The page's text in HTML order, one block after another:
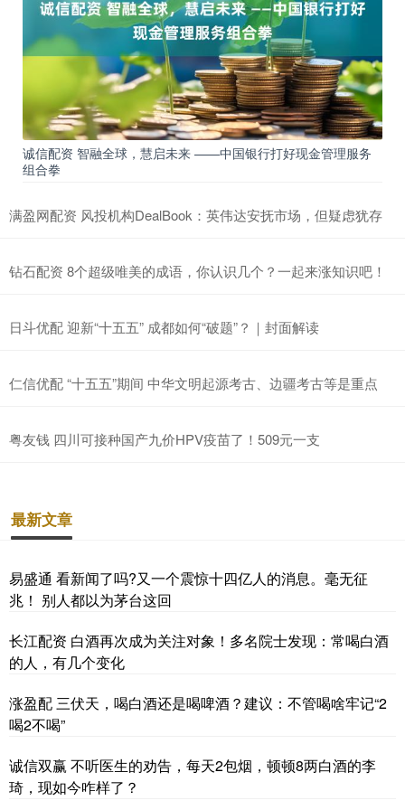
诚信配资 智融全球，慧启未来 ——中国银行打好现金管理服务
组合拳
满盈网配资 风投机构DealBook：英伟达安抚市场，但疑虑犹存
钻石配资 8个超级唯美的成语，你认识几个？一起来涨知识吧！
日斗优配 迎新“十五五” 成都如何“破题”？｜封面解读
仁信优配 “十五五”期间 中华文明起源考古、边疆考古等是重点
粤友钱 四川可接种国产九价HPV疫苗了！509元一支
最新文章
易盛通 看新闻了吗?又一个震惊十四亿人的消息。毫无征
兆！ 别人都以为茅台这回
长江配资 白酒再次成为关注对象！多名院士发现：常喝白酒
的人，有几个变化
涨盈配 三伏天，喝白酒还是喝啤酒？建议：不管喝啥牢记“2
喝2不喝”
诚信双赢 不听医生的劝告，每天2包烟，顿顿8两白酒的李
琦，现如今咋样了？